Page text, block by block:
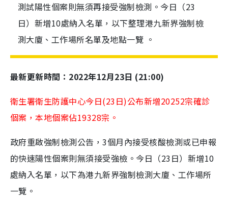
測試陽性個案則無須再接受強制檢測。今日（23
日）新增10處納入名單，以下整理港九新界強制檢
測大廈、工作場所名單及地點一覽 。
最新更新時間：2022年12月23日 (21:00)
衛生署衛生防護中心今日(23日)公布新增20252宗確診
個案，本地個案佔19328宗。
政府重啟強制檢測公告，3個月內接受核酸檢測或已申報
的快速陽性個案則無須接受強檢。今日（23日）新增10
處納入名單，以下為港九新界強制檢測大廈、工作場所
一覽。